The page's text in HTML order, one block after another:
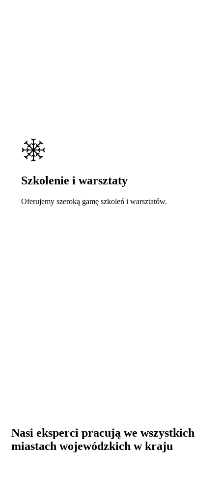
Szkolenie i warsztaty
Oferujemy szeroką gamę szkoleń i warsztatów.
Nasi eksperci pracują we wszystkich
miastach wojewódzkich w kraju